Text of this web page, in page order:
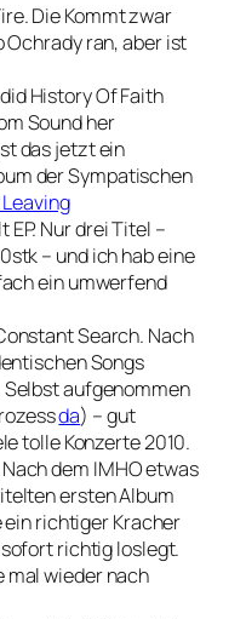
Die Kommt zwar
Ochrady ran, aber ist
History Of Faith
Sound her
das jetzt ein
der Sympatischen
Leaving
EP. Nur drei Titel –
– und ich hab eine
ein umwerfend
Search. Nach
Songs
aufgenommen
da) – gut
tolle Konzerte 2010.
dem IMHO etwas
ersten Album
richtiger Kracher
richtig loslegt.
wieder nach